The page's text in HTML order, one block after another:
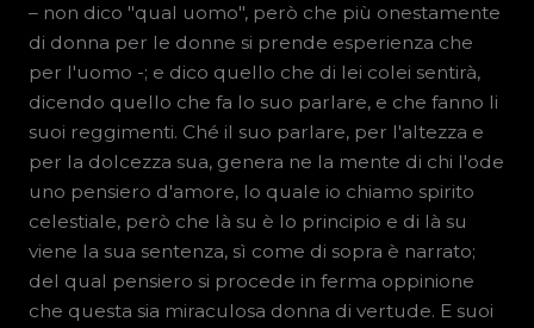
– non dico "qual uomo", però che più onestamente
di donna per le donne si prende esperienza che
per l'uomo -; e dico quello che di lei colei sentirà,
dicendo quello che fa lo suo parlare, e che fanno li
suoi reggimenti. Ché il suo parlare, per l'altezza e
per la dolcezza sua, genera ne la mente di chi l'ode
uno pensiero d'amore, lo quale io chiamo spirito
celestiale, però che là su è lo principio e di là su
viene la sua sentenza, sì come di sopra è narrato;
del qual pensiero si procede in ferma oppinione
che questa sia miraculosa donna di vertude. E suoi